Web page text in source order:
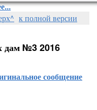
к полной версии
дам №3 2016
сообщение